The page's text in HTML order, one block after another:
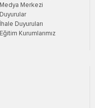
Medya Merkezi
Duyurular
İhale Duyuruları
Eğitim Kurumlarımız